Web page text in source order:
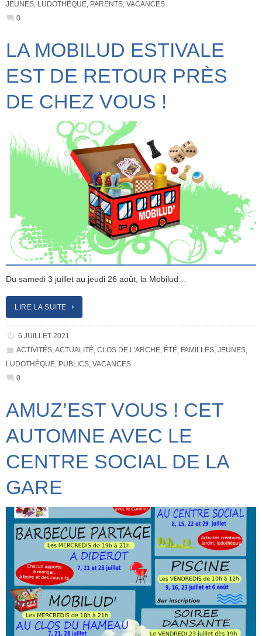
JEUNES, LUDOTHÈQUE, PARENTS, VACANCES
0
LA MOBILUD ESTIVALE
EST DE RETOUR PRÈS
DE CHEZ VOUS !
Du samedi 3 juillet au jeudi 26 août, la Mobilud…
LIRE LA SUITE
6 JUILLET 2021
ACTIVITÉS, ACTUALITÉ, CLOS DE L'ARCHE, ÉTÉ, FAMILLES, JEUNES,
LUDOTHÈQUE PUBLICS VACANCES
0
AMUZ’EST VOUS ! CET
AUTOMNE AVEC LE
CENTRE SOCIAL DE LA
GARE